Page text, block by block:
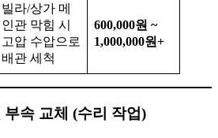
빌라/상가 메
인관 막힘 시
고압 수압으로
배관 세척
600,000원 ~
1,000,000원+
부속 교체 (수리 작업)